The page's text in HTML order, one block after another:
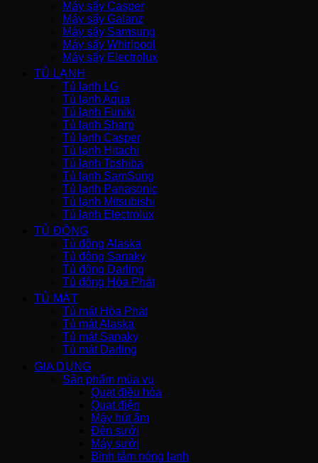
Máy sấy Casper
Máy sấy Galanz
Máy sấy Samsung
Máy sấy Whirlpool
Máy sấy Electrolux
TỦ LẠNH
Tủ lạnh LG
Tủ lạnh Aqua
Tủ lạnh Funiki
Tủ lạnh Sharp
Tủ lạnh Casper
Tủ lạnh Hitachi
Tủ lạnh Toshiba
Tủ lạnh SamSung
Tủ lạnh Panasonic
Tủ lạnh Mitsubishi
Tủ lạnh Electrolux
TỦ ĐÔNG
Tủ đông Alaska
Tủ đông Sanaky
Tủ đông Darling
Tủ đông Hòa Phát
TỦ MÁT
Tủ mát Hòa Phát
Tủ mát Alaska
Tủ mát Sanaky
Tủ mát Darling
GIA DỤNG
Sản phẩm mùa vụ
Quạt điều hòa
Quạt điện
Máy hút ẩm
Đèn sưởi
Máy sưởi
Bình tắm nóng lạnh